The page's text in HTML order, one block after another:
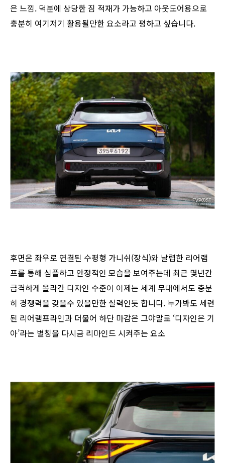
은 느낌. 덕분에 상당한 짐 적재가 가능하고 아웃도어용으로
충분히 여기저기 활용될만한 요소라고 평하고 싶습니다.
후면은 좌우로 연결된 수평형 가니쉬(장식)와 날렵한 리어램
프를 통해 심플하고 안정적인 모습을 보여주는데 최근 몇년간
급격하게 올라간 디자인 수준이 이제는 세계 무대에서도 충분
히 경쟁력을 갖을수 있을만한 실력인듯 합니다. 누가봐도 세련
된 리어램프라인과 더불어 하단 마감은 그야말로 ‘디자인은 기
아’라는 별칭을 다시금 리마인드 시켜주는 요소